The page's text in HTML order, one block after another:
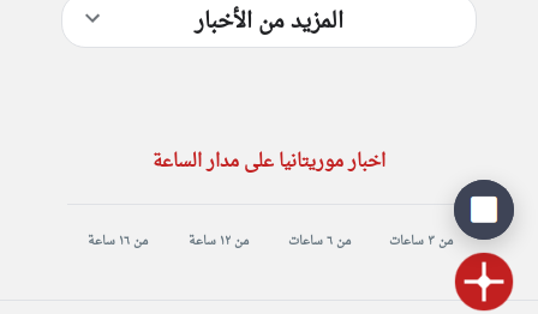
المزيد من الأخبار
اخبار موريتانيا على مدار الساعة
من ٣ ساعات من ٦ ساعات من ١٢ ساعة من ١٦ ساعة